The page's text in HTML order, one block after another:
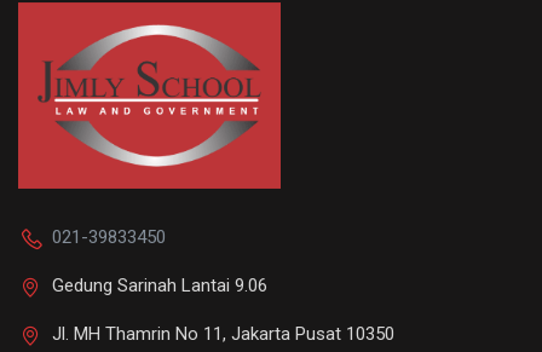
021-39833450
Gedung Sarinah Lantai 9.06
Jl. MH Thamrin No 11, Jakarta Pusat 10350